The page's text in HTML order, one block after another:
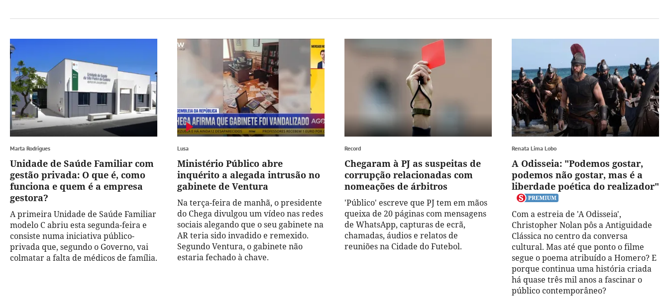
Marta Rodrigues
Unidade de Saúde Familiar com
gestão privada: O que é, como
funciona e quem é a empresa
gestora?
A primeira Unidade de Saúde Familiar
modelo C abriu esta segunda-feira e
consiste numa iniciativa público-
privada que, segundo o Governo, vai
colmatar a falta de médicos de família.
Lusa
Ministério Público abre
inquérito a alegada intrusão no
gabinete de Ventura
Na terça-feira de manhã, o presidente
do Chega divulgou um vídeo nas redes
sociais alegando que o seu gabinete na
AR teria sido invadido e remexido.
Segundo Ventura, o gabinete não
estaria fechado à chave.
Record
Chegaram à PJ as suspeitas de
corrupção relacionadas com
nomeações de árbitros
'Público' escreve que PJ tem em mãos
queixa de 20 páginas com mensagens
de WhatsApp, capturas de ecrã,
chamadas, áudios e relatos de
reuniões na Cidade do Futebol.
Renata Lima Lobo
A Odisseia: "Podemos gostar,
podemos não gostar, mas é a
liberdade poética do realizador"
Com a estreia de 'A Odisseia',
Christopher Nolan pôs a Antiguidade
Clássica no centro da conversa
cultural. Mas até que ponto o filme
segue o poema atribuído a Homero? E
porque continua uma história criada
há quase três mil anos a fascinar o
público contemporâneo?